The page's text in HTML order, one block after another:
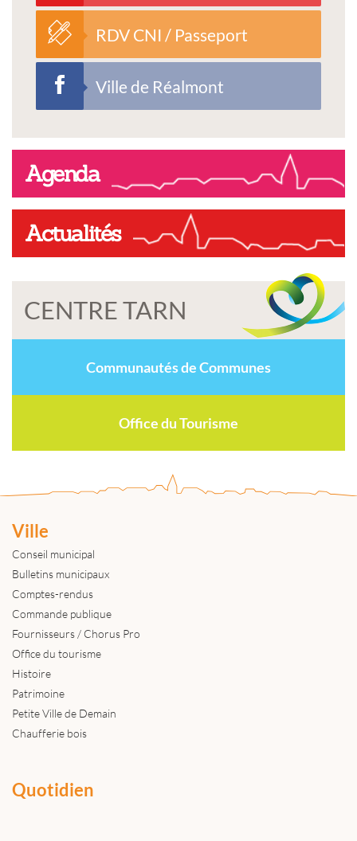
RDV CNI / Passeport
Ville de Réalmont
Agenda
Actualités
CENTRE TARN
Communautés de Communes
Office du Tourisme
Ville
Conseil municipal
Bulletins municipaux
Comptes-rendus
Commande publique
Fournisseurs / Chorus Pro
Office du tourisme
Histoire
Patrimoine
Petite Ville de Demain
Chaufferie bois
Quotidien